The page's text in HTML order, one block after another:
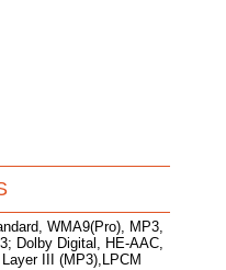
WMA9(Pro), MP3,
Dolby Digital, HE-AAC,
III (MP3),LPCM